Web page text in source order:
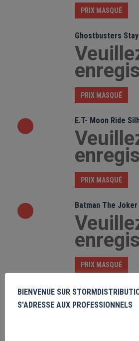
PRIX MASQUÉ
Ghostbusters
PRIX MASQUÉ
E.T- Moon Ride
PRIX MASQUÉ
Batman The Joker
PRIX MASQUÉ
Batman Logo
BIENVENUE SUR
S'ADRESSE AUX PROFESSIONNELS